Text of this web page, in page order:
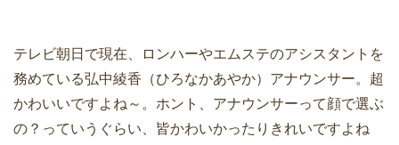
テレビ朝日で現在、ロンハーやエムステのアシスタントを
務めている弘中綾香（ひろなかあやか）アナウンサー。超
かわいいですよね～。ホント、アナウンサーって顔で選ぶ
の？っていうぐらい、皆かわいかったりきれいですよね